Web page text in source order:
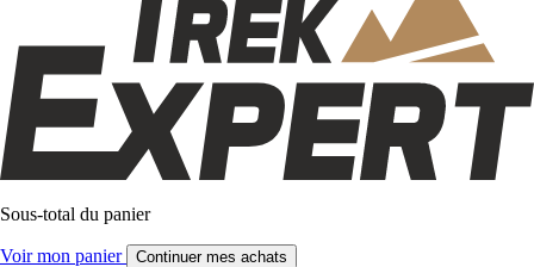
Sous-total du panier
Voir mon panier Continuer mes achats